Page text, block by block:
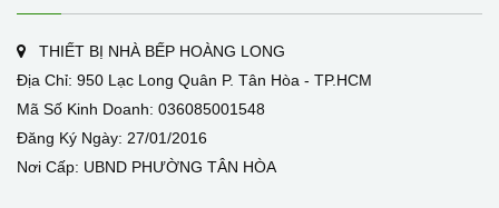
THIẾT BỊ NHÀ BẾP HOÀNG LONG
Địa Chỉ: 950 Lạc Long Quân P. Tân Hòa - TP.HCM
Mã Số Kinh Doanh: 036085001548
Đăng Ký Ngày: 27/01/2016
Nơi Cấp: UBND PHƯỜNG TÂN HÒA